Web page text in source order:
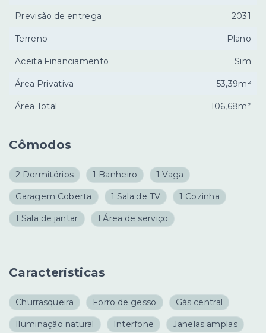
Cômodos
2 Dormitórios 1 Banheiro 1 Vaga
Garagem Coberta 1 Sala de TV 1 Cozinha
1 Sala de jantar 1 Área de serviço
Características
Churrasqueira Forro de gesso Gás central
Iluminação natural Interfone Janelas amplas
Previsão de entrega 2031
Terreno Plano
Aceita Financiamento Sim
Área Privativa 53,39m²
Área Total 106,68m²